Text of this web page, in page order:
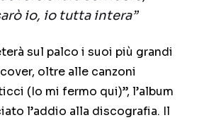
io, io tutta intera”
sul palco i suoi più grandi
oltre alle canzoni
(Io mi fermo qui)”, l’album
l’addio alla discografia. Il